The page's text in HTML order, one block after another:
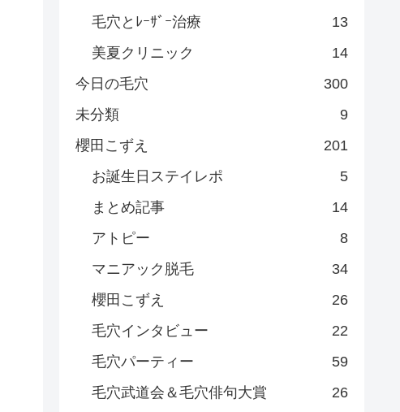
毛穴とﾚｰｻﾞｰ治療
13
美夏クリニック
14
今日の毛穴
300
未分類
9
櫻田こずえ
201
お誕生日ステイレポ
5
まとめ記事
14
アトピー
8
マニアック脱毛
34
櫻田こずえ
26
毛穴インタビュー
22
毛穴パーティー
59
毛穴武道会＆毛穴俳句大賞
26